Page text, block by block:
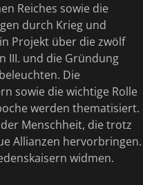
Reiches sowie die
durch Krieg und
Projekt über die zwölf
III. und die Gründung
Die
sowie die wichtige Rolle
werden thematisiert.
Menschheit, die trotz
Allianzen hervorbringen.
widmen.